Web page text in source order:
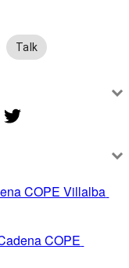
Talk
COPE Villalba
COPE